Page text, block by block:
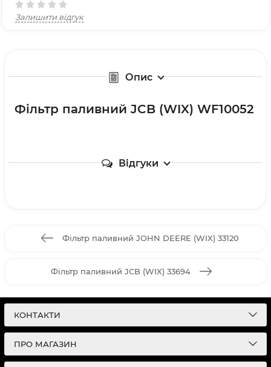
Залишити відгук
Опис
Фільтр паливний JCB (WIX) WF10052
Відгуки
Фільтр паливний JOHN DEERE (WIX) 33120
Фільтр паливний JCB (WIX) 33694
КОНТАКТИ
ПРО МАГАЗИН